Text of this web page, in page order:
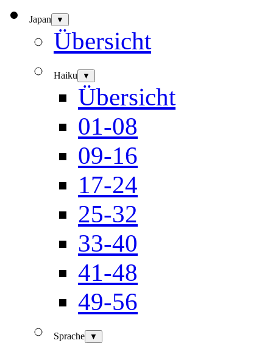
Japan ▼
Übersicht
Haiku ▼
Übersicht
01-08
09-16
17-24
25-32
33-40
41-48
49-56
Sprache ▼